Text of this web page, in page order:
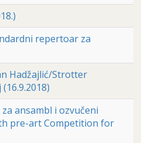
repertoar za
Hadžajlić/Strotter
za ansambl i ozvučeni
pre-art Competition for